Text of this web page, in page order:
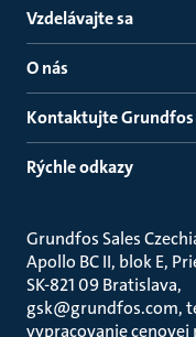
Vzdelávajte sa
O nás
Kontaktujte Grundfos
Rýchle odkazy
Grundfos Sales
Apollo BC II, blok E,
SK-821 09 Bratislava
gsk@grundfos.com,
vypracovanie cenovej